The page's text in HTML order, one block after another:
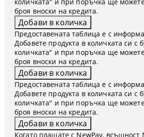
броя вноски на кредита.
Предоставената таблица е с
Добавете продукта в количката си с
количката" и при поръчка ще
броя вноски на кредита.
Предоставената таблица е с
Добавете продукта в количката си с
количката" и при поръчка ще
броя вноски на кредита.
Когато плащате с NewPay, всъщност